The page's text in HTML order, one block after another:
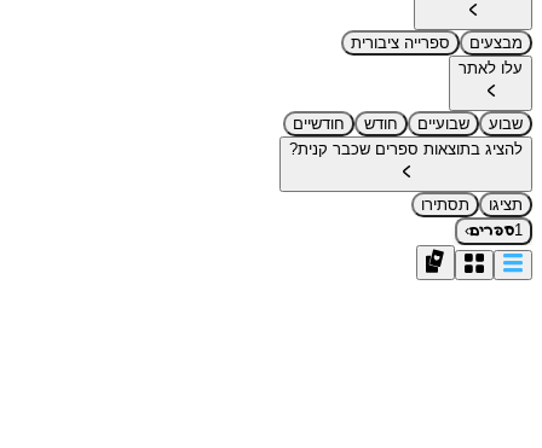
מבצעים
ספרייה ציבורית
עלו לאתר
שבוע שבועיים חודש
חודשיים
להציג בתוצאות ספרים שכבר קנית?
תציגו
תסתירו
1ספרים›